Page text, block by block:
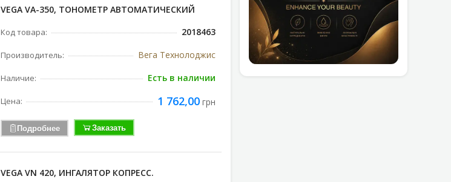
VEGA VA-350, ТОНОМЕТР АВТОМАТИЧЕСКИЙ
Код товара: 2018463
Производитель: Вега Технолоджис
Наличие: Есть в наличии
Цена: 1 762,00грн
Подробнее Заказать
VEGA VN 420, ИНГАЛЯТОР КОПРЕСС.